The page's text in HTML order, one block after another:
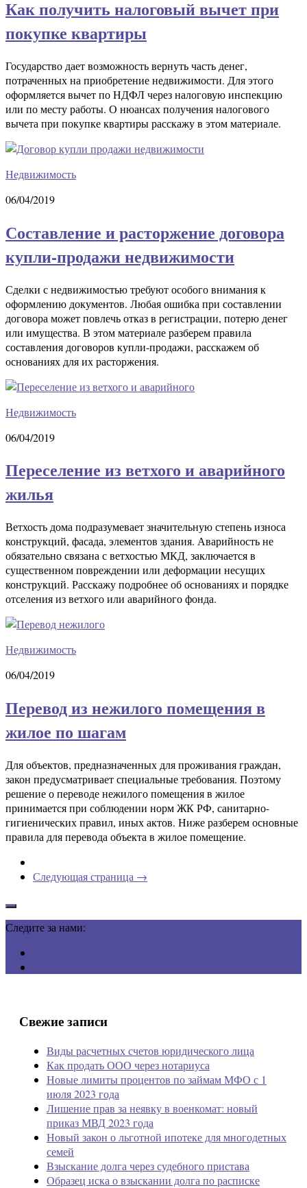
Как получить налоговый вычет при
покупке квартиры
Государство дает возможность вернуть часть денег,
потраченных на приобретение недвижимости. Для этого
оформляется вычет по НДФЛ через налоговую инспекцию
или по месту работы. О нюансах получения налогового
вычета при покупке квартиры расскажу в этом материале.
Недвижимость
06/04/2019
Составление и расторжение договора
купли-продажи недвижимости
Сделки с недвижимостью требуют особого внимания к
оформлению документов. Любая ошибка при составлении
договора может повлечь отказ в регистрации, потерю денег
или имущества. В этом материале разберем правила
составления договоров купли-продажи, расскажем об
основаниях для их расторжения.
Недвижимость
06/04/2019
Переселение из ветхого и аварийного
жилья
Ветхость дома подразумевает значительную степень износа
конструкций, фасада, элементов здания. Аварийность не
обязательно связана с ветхостью МКД, заключается в
существенном повреждении или деформации несущих
конструкций. Расскажу подробнее об основаниях и порядке
отселения из ветхого или аварийного фонда.
Недвижимость
06/04/2019
Перевод из нежилого помещения в
жилое по шагам
Для объектов, предназначенных для проживания граждан,
закон предусматривает специальные требования. Поэтому
решение о переводе нежилого помещения в жилое
принимается при соблюдении норм ЖК РФ, санитарно-
гигиенических правил, иных актов. Ниже разберем основные
правила для перевода объекта в жилое помещение.
Следующая страница →
Следите за нами:
Свежие записи
Виды расчетных счетов юридического лица
Как продать ООО через нотариуса
Новые лимиты процентов по займам МФО с 1
июля 2023 года
Лишение прав за неявку в военкомат: новый
приказ МВД 2023 года
Новый закон о льготной ипотеке для многодетных
семей
Взыскание долга через судебного пристава
Образец иска о взыскании долга по расписке